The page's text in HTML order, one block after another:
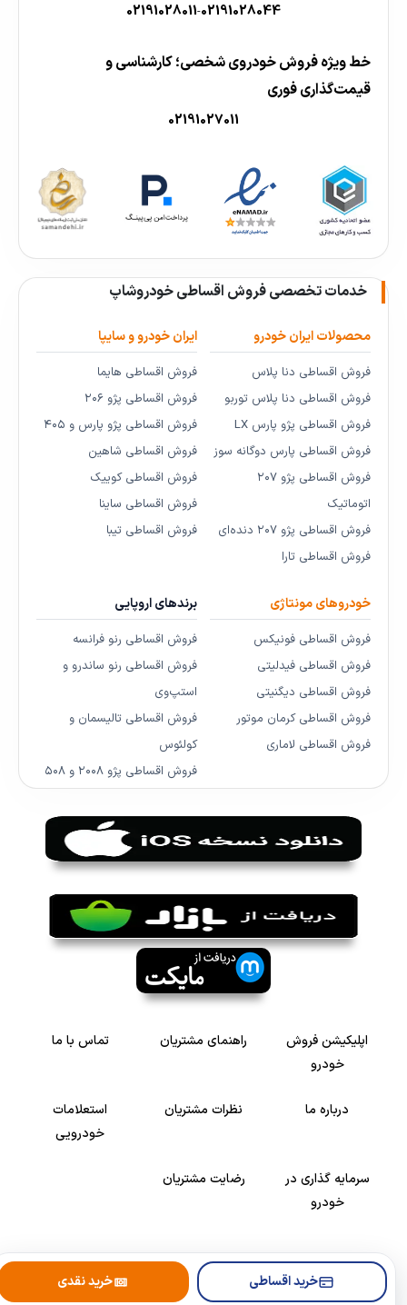
خرید اقساطی خرید نقدی
02191028011-02191028044
خط ویژه فروش خودروی شخصی؛ کارشناسی و
قیمت‌گذاری فوری
02191027011
خدمات تخصصی فروش اقساطی خودروشاپ
محصولات ایران خودرو
فروش اقساطی دنا پلاس
فروش اقساطی دنا پلاس توربو
فروش اقساطی پژو پارس LX
فروش اقساطی پارس دوگانه سوز
فروش اقساطی پژو ۲۰۷
اتوماتیک
فروش اقساطی پژو ۲۰۷ دنده‌ای
فروش اقساطی تارا
ایران خودرو و سایپا
فروش اقساطی هایما
فروش اقساطی پژو ۲۰۶
فروش اقساطی پژو پارس و ۴۰۵
فروش اقساطی شاهین
فروش اقساطی کوییک
فروش اقساطی ساینا
فروش اقساطی تیبا
خودروهای مونتاژی
فروش اقساطی فونیکس
فروش اقساطی فیدلیتی
فروش اقساطی دیگنیتی
فروش اقساطی کرمان موتور
فروش اقساطی لاماری
برندهای اروپایی
فروش اقساطی رنو فرانسه
فروش اقساطی رنو ساندرو و
استپ‌وی
فروش اقساطی تالیسمان و
کولئوس
فروش اقساطی پژو ۲۰۰۸ و ۵۰۸
اپلیکیشن فروش
خودرو
راهنمای مشتریان تماس با ما
درباره ما نظرات مشتریان
استعلامات
خودرویی
سرمایه گذاری در
خودرو
رضایت مشتریان
Copyright © 2005-2026Khodroshop.ir